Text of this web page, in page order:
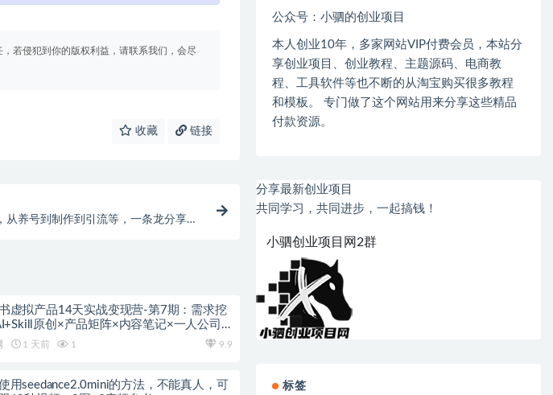
若侵犯到你的版权利益，请联系我们，会尽
收藏 链接
从养号到制作到引流等，一条龙分享给
虚拟产品14天实战变现营-第7期：需求挖
原创×产品矩阵×内容笔记×一人公司
全链路
1 天前 1 9.9
用seedance2.0mini的方法，不能真人，可
公众号：小驷的创业项目
本人创业10年，多家网站VIP付费会员，本站分
享创业项目、创业教程、主题源码、电商教
程、工具软件等也不断的从淘宝购买很多教程
和模板。 专门做了这个网站用来分享这些精品
付款资源。
分享最新创业项目
共同学习，共同进步，一起搞钱！
小驷创业项目网2群
标签